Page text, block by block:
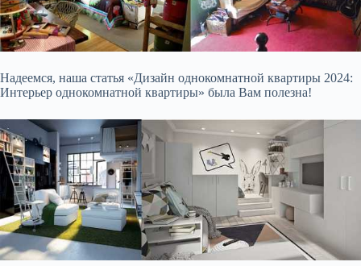
Надеемся, наша статья «Дизайн однокомнатной квартиры 2024:
Интерьер однокомнатной квартиры» была Вам полезна!